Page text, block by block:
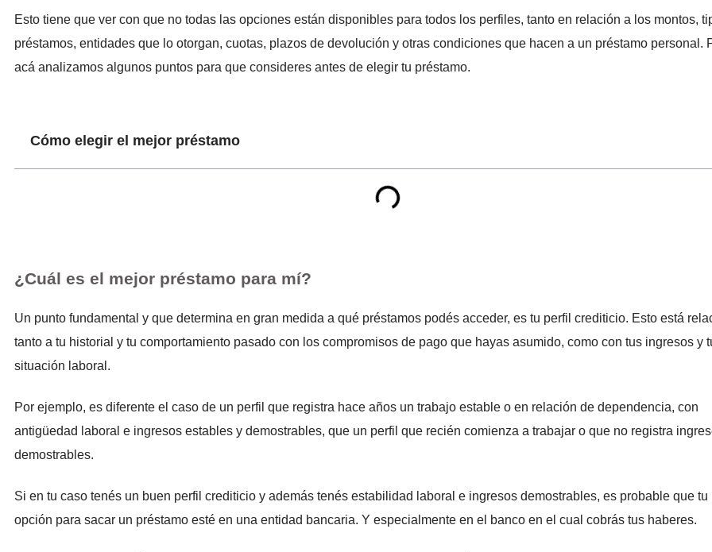
Esto tiene que ver con que no todas las opciones están disponibles para todos los perfiles, tanto en relación a los montos,
préstamos, entidades que lo otorgan, cuotas, plazos de devolución y otras condiciones que hacen a un préstamo personal.
acá analizamos algunos puntos para que consideres antes de elegir tu préstamo.
Cómo elegir el mejor préstamo
¿Cuál es el mejor préstamo para mí?
Un punto fundamental y que determina en gran medida a qué préstamos podés acceder, es tu perfil crediticio. Esto está
tanto a tu historial y tu comportamiento pasado con los compromisos de pago que hayas asumido, como con tus ingresos y
situación laboral.
Por ejemplo, es diferente el caso de un perfil que registra hace años un trabajo estable o en relación de dependencia, con
antigüedad laboral e ingresos estables y demostrables, que un perfil que recién comienza a trabajar o que no registra
demostrables.
Si en tu caso tenés un buen perfil crediticio y además tenés estabilidad laboral e ingresos demostrables, es probable que tu
opción para sacar un préstamo esté en una entidad bancaria. Y especialmente en el banco en el cual cobrás tus haberes.